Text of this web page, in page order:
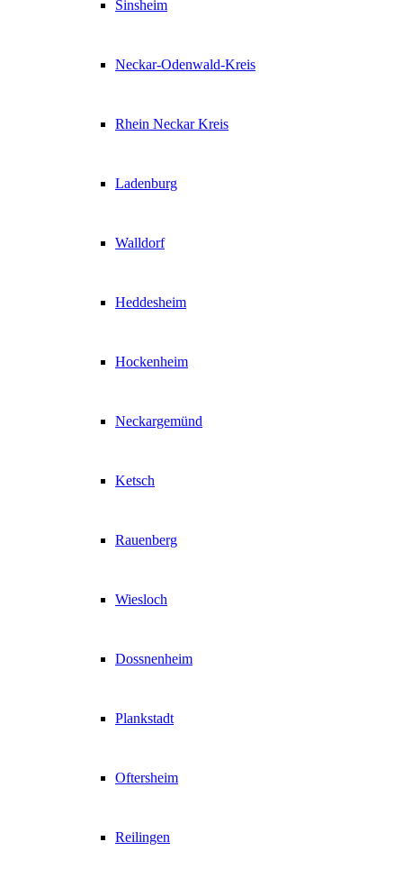
Sinsheim
Neckar-Odenwald-Kreis
Rhein Neckar Kreis
Ladenburg
Walldorf
Heddesheim
Hockenheim
Neckargemünd
Ketsch
Rauenberg
Wiesloch
Dossnenheim
Plankstadt
Oftersheim
Reilingen